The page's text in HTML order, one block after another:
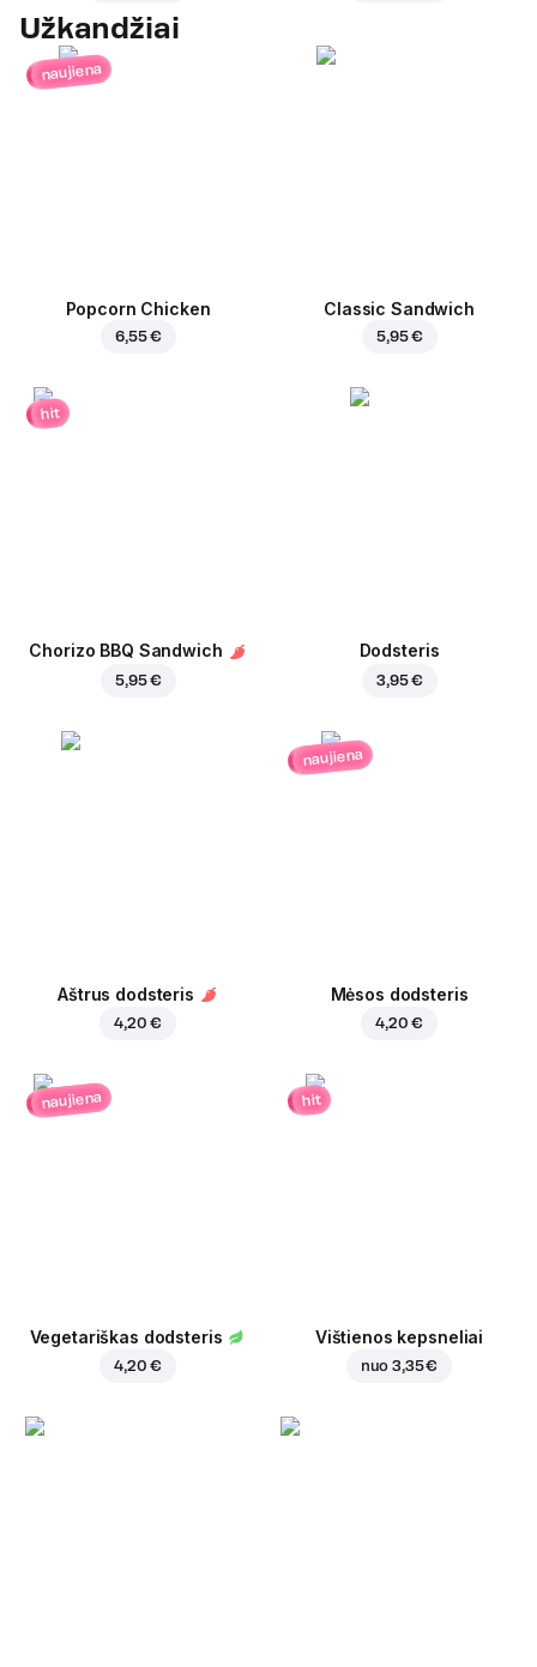
Užkandžiai
naujiena
Popcorn Chicken
6,55 €
Classic Sandwich
5,95 €
hit
Chorizo BBQ Sandwich
5,95 €
Dodsteris
3,95 €
Aštrus dodsteris
4,20 €
naujiena
Mėsos dodsteris
4,20 €
naujiena
Vegetariškas dodsteris
4,20 €
hit
Vištienos kepsneliai
nuo3,35 €